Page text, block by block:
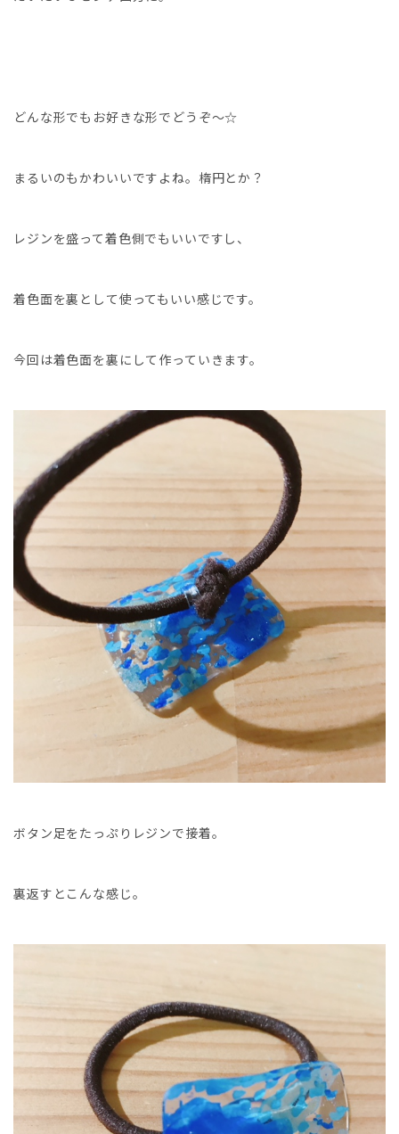
どんな形でもお好きな形でどうぞ〜☆
まるいのもかわいいですよね。楕円とか？
レジンを盛って着色側でもいいですし、
着色面を裏として使ってもいい感じです。
今回は着色面を裏にして作っていきます。
ボタン足をたっぷりレジンで接着。
裏返すとこんな感じ。